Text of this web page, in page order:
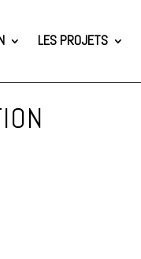
LES PROJETS